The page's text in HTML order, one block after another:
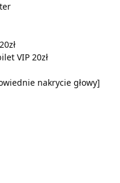
VIP 20zł
nakrycie głowy]